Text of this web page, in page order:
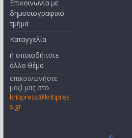
Επικοινωνία με
δημοσιογραφικό
τμήμα
Καταγγελία
ή οποιοδήποτε
άλλο θέμα
επικοινωνήστε
μαζί μας στο
kritipress@kritipres
s.gr